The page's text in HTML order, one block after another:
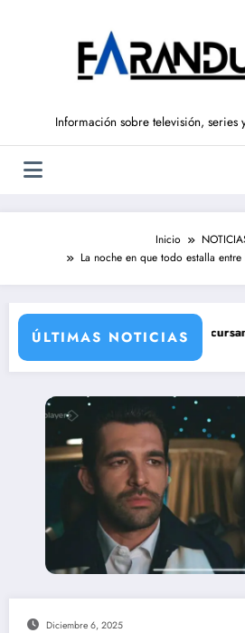
Información sobre televisión, series
Inicio
La noche en que todo estalla entre
ÚLTIMAS NOTICIAS
sus grandes estrellas
Icardi, posibles concursantes de
Diciembre 6, 2025